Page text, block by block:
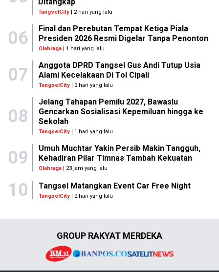
TangselCity | 2 hari yang lalu
06
Final dan Perebutan Tempat Ketiga Piala
Presiden 2026 Resmi Digelar Tanpa Penonton
Olahraga| 1 hari yang lalu
07
Anggota DPRD Tangsel Gus Andi Tutup Usia
Alami Kecelakaan Di Tol Cipali
TangselCity| 2 hari yang lalu
08
Jelang Tahapan Pemilu 2027, Bawaslu
Gencarkan Sosialisasi Kepemiluan hingga ke
Sekolah
TangselCity| 1 hari yang lalu
09
Umuh Muchtar Yakin Persib Makin Tangguh,
Kehadiran Pilar Timnas Tambah Kekuatan
Olahraga| 23 jam yang lalu
10 Tangsel Matangkan Event Car Free Night
TangselCity | 2 hari yang lalu
GROUP RAKYAT MERDEKA